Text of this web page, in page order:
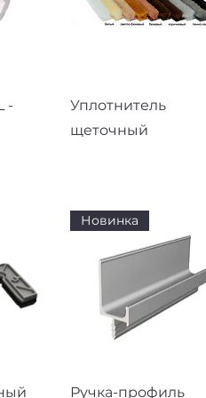
- Быстрый просмотр
Уплотнитель
щеточный
Быстрый просмотр
Новинка
Ручка-профиль